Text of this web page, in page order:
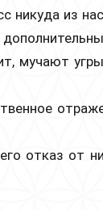
никуда из
мучают
отказ от